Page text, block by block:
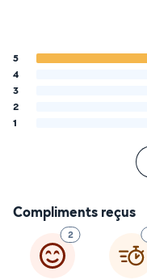
5
4
3
2
1
Compliments reçus
2